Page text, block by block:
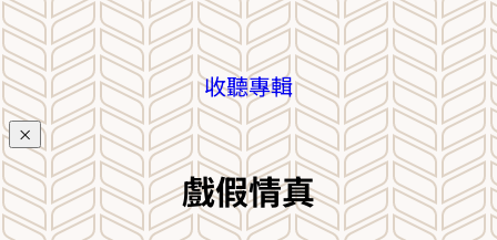
收聽專輯
×
戲假情真